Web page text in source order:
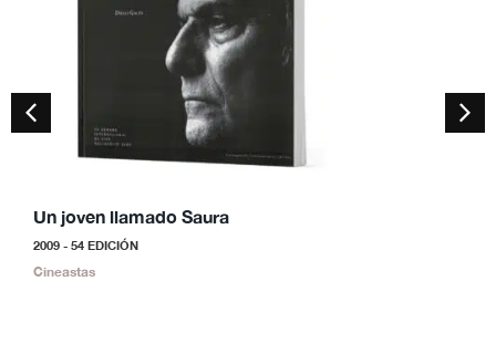
Un joven llamado Saura
2009 - 54 EDICIÓN
Cineastas